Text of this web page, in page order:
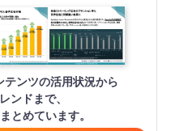
ンツの活用状況から
ンドまで、
とめています。